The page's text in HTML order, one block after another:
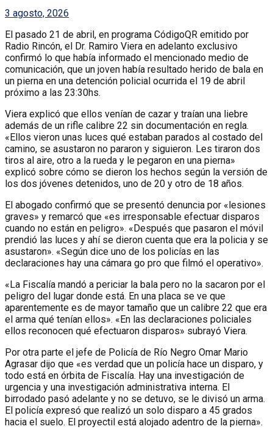
3 agosto, 2026
El pasado 21 de abril, en programa CódigoQR emitido por
Radio Rincón, el Dr. Ramiro Viera en adelanto exclusivo
confirmó lo que había informado el mencionado medio de
comunicación, que un joven había resultado herido de bala en
un pierna en una detención policial ocurrida el 19 de abril
próximo a las 23:30hs.
Viera explicó que ellos venían de cazar y traían una liebre
además de un rifle calibre 22 sin documentación en regla.
«Ellos vieron unas luces qué estaban parados al costado del
camino, se asustaron no pararon y siguieron. Les tiraron dos
tiros al aire, otro a la rueda y le pegaron en una pierna»
explicó sobre cómo se dieron los hechos según la versión de
los dos jóvenes detenidos, uno de 20 y otro de 18 años.
El abogado confirmó que se presentó denuncia por «lesiones
graves» y remarcó que «es irresponsable efectuar disparos
cuando no están en peligro». «Después que pasaron el móvil
prendió las luces y ahí se dieron cuenta que era la policia y se
asustaron». «Según dice uno de los policías en las
declaraciones hay una cámara go pro que filmó el operativo».
«La Fiscalía mandó a periciar la bala pero no la sacaron por el
peligro del lugar donde está. En una placa se ve que
aparentemente es de mayor tamaño que un calibre 22 que era
el arma qué tenían ellos». «En las declaraciones policiales
ellos reconocen qué efectuaron disparos» subrayó Viera.
Por otra parte el jefe de Policía de Río Negro Omar Mario
Agrasar dijo que «es verdad que un policía hace un disparo, y
todo está en órbita de Fiscalía. Hay una investigación de
urgencia y una investigación administrativa interna. El
birrodado pasó adelante y no se detuvo, se le divisó un arma.
El policía expresó que realizó un solo disparo a 45 grados
hacia el suelo. El proyectil está alojado adentro de la pierna».